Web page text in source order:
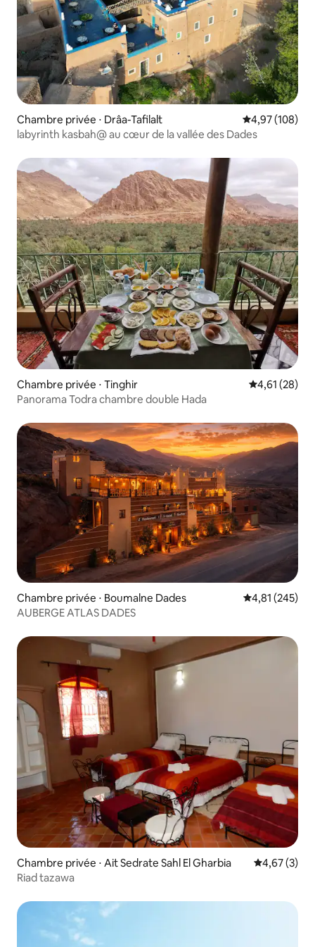
Chambre privée ⋅ Drâa-Tafilalt Évaluation
4,97 (108)
labyrinth kasbah@ au cœur de la vallée des Dades
Chambre privée ⋅ Tinghir Évaluation
4,61 (28)
Panorama Todra chambre double Hada
Chambre privée ⋅ Boumalne Dades Évaluation
4,81 (245)
AUBERGE ATLAS DADES
Chambre privée ⋅ Ait Sedrate Sahl El Gharbia Évaluation
4,67 (3)
Riad tazawa